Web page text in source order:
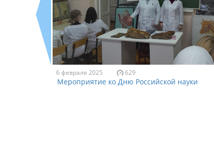
6 февраля 2025 629
Мероприятие ко Дню Российской науки